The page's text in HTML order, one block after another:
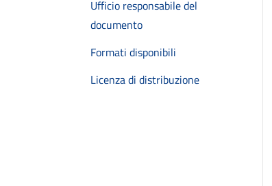
Ufficio responsabile del
documento
Formati disponibili
Licenza di distribuzione